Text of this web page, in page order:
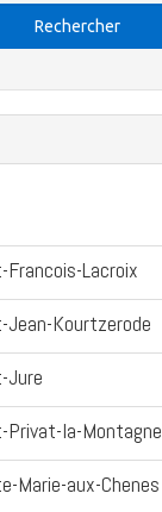
Rechercher
Francois-Lacroix
Jean-Kourtzerode
Jure
Privat-la-Montagne
Marie-aux-Chenes